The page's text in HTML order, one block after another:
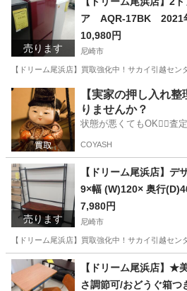
売ります
ア AQR-17BK
スレ等あり ※動作確
52.5× 奥行(D)59.3(cm)
10,980円
尼崎市
【ドリーム尾浜店】買取強化中！サカイ引越セ
兵庫 尼崎市 キッチン家電
【実家の押し入れ
りませんか？
状態が悪くてもOK🙆‍♀️査
COYASH
売ります
【ドリーム尾浜店】デ
9×幅 (W)120× 奥行
7,980円
尼崎市
【ドリーム尾浜店】買取強化中！サカイ引越セ
兵庫 尼崎市 収納家具 デザインシェ
【ドリーム尾浜店】★
さ調節可/おどうぐ箱